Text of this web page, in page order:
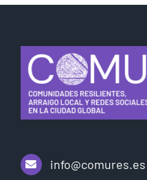
info@comures.es